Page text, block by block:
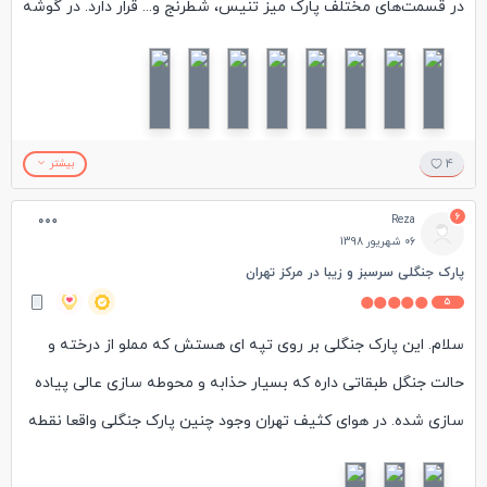
در قسمت‌های مختلف پارک میز تنیس، شطرنج و... قرار دارد. در گوشه
و کنار پارک منقل و آلاچیق قرار دارد و برای پیک نیک بسیار مناسب
دارد
4 بیشتر
6
Reza
06 شهریور 1398
پارک جنگلی سرسبز و زیبا در مرکز تهران
5
سلام. این پارک جنگلی بر روی تپه ای هستش که مملو از درخته و
حالت جنگل طبقاتی داره که بسیار حذابه و محوطه سازی عالی پیاده
سازی شده. در هوای کثیف تهران وجود چنین پارک جنگلی واقعا نقطه
قوت محسوب میشه و توریستهای از طریق پل طبیعت به این پارک